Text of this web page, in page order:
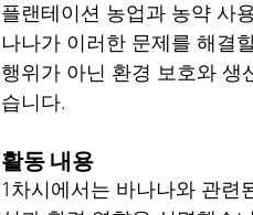
플랜테이션 농업과 농약 사
나나가 이러한 문제를 해결
행위가 아닌 환경 보호와 생
습니다.
활동 내용
1차시에서는 바나나와 관련